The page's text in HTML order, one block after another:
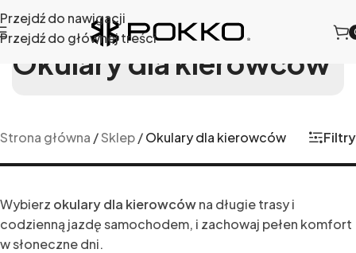
Przejdź do nawigacji
Przejdź do głównej treści
Okulary dla kierowców
Strona główna /Sklep/Okulary dla kierowców Filtry
Wybierz okulary dla kierowcówna długie trasy i
codzienną jazdę samochodem, i zachowaj pełen komfort
w słoneczne dni.